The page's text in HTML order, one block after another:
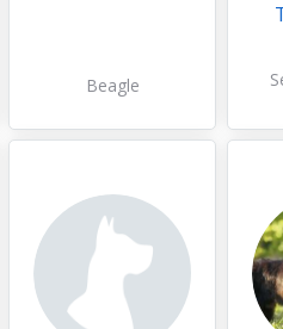
Beagle